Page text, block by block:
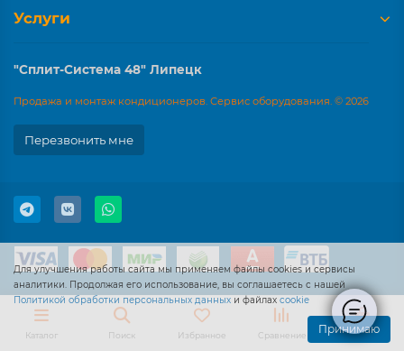
Для улучшения работы сайта мы применяем файлы cookies и сервисы
аналитики. Продолжая его использование, вы соглашаетесь с нашей
Политикой обработки персональных данных и файлах cookie
Принимаю
Услуги
"Сплит-Система 48" Липецк
Продажа и монтаж кондиционеров. Сервис оборудования. © 2026
Перезвонить мне
Каталог Поиск Избранное Сравнение Корзина